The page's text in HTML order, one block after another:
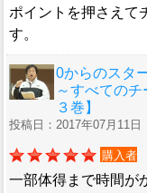
ポイントを押さえて
す。
0からのスタ
～すべての
３巻】
投稿日：2017年07月11日
購入者
一部体得まで時間が